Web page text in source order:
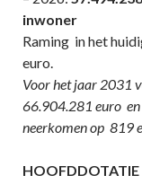
inwoner
Raming in het
euro.
Voor het jaar 2031
66.904.281 euro en
neerkomen op 819
HOOFDDOTATIE